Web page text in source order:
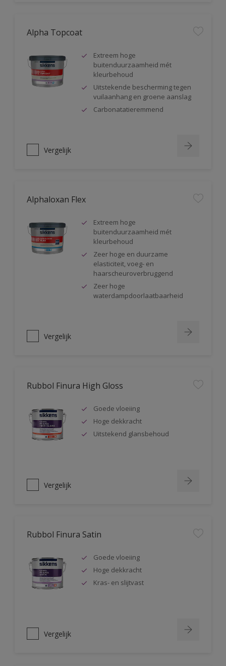
Alpha Topcoat
Extreem hoge
buitenduurzaamheid mét
kleurbehoud
Uitstekende bescherming tegen
vuilaanhang en groene aanslag
Carbonatatieremmend
Vergelijk
Alphaloxan Flex
Extreem hoge
buitenduurzaamheid mét
kleurbehoud
Zeer hoge en duurzame
elasticiteit, voeg- en
haarscheuroverbruggend
Zeer hoge
waterdampdoorlaatbaarheid
Vergelijk
Rubbol Finura High Gloss
Goede vloeiing
Hoge dekkracht
Uitstekend glansbehoud
Vergelijk
Rubbol Finura Satin
Goede vloeiing
Hoge dekkracht
Kras- en slijtvast
Vergelijk